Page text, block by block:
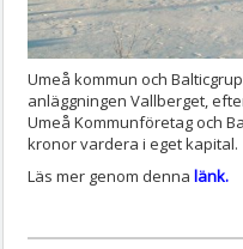
Umeå kommun och
anläggningen Vallberget,
Umeå Kommunföretag och
kronor vardera i eget kapital.
Läs mer genom denna länk.